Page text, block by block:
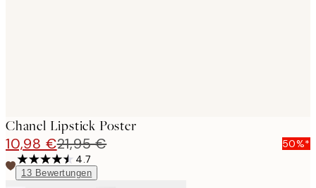
Chanel Lipstick Poster
10,98 €21,95 €
50%*
4.7
13 Bewertungen